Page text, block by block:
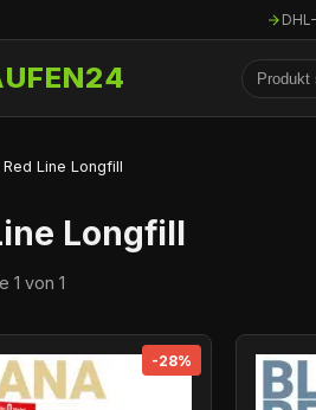
Red Line Longfill
Longfill
1 von 1
-28%